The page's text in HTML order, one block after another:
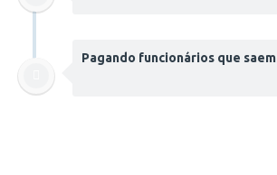
Pagando funcionários que saem